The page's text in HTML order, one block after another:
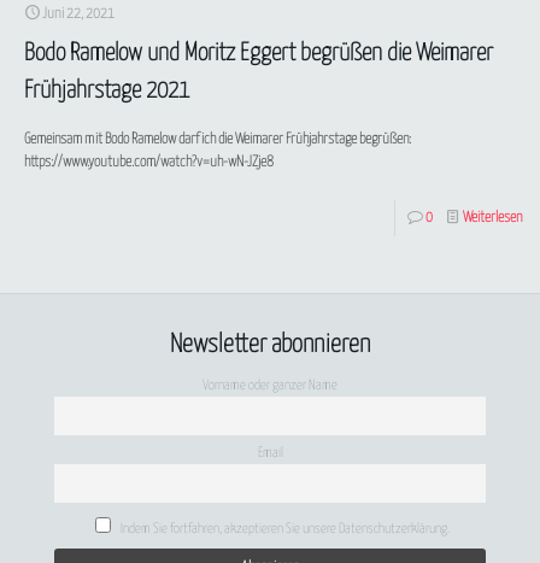
Juni 22, 2021
Bodo Ramelow und Moritz Eggert begrüßen die Weimarer
Frühjahrstage 2021
Gemeinsam mit Bodo Ramelow darf ich die Weimarer Frühjahrstage begrüßen:
https://www.youtube.com/watch?v=uh-wN-JZje8
0 Weiterlesen
Newsletter abonnieren
Vorname oder ganzer Name
Email
Indem Sie fortfahren, akzeptieren Sie unsere Datenschutzerklärung.